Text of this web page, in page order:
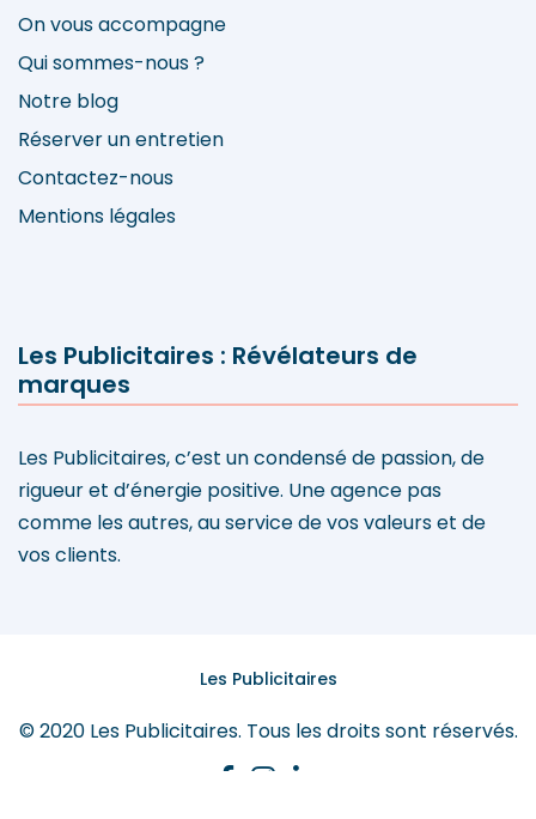
On vous accompagne
Qui sommes-nous ?
Notre blog
Réserver un entretien
Contactez-nous
Mentions légales
Les Publicitaires : Révélateurs de
marques
Les Publicitaires, c’est un condensé de passion, de
rigueur et d’énergie positive. Une agence pas
comme les autres, au service de vos valeurs et de
vos clients.
Les Publicitaires
© 2020 Les Publicitaires. Tous les droits sont réservés.